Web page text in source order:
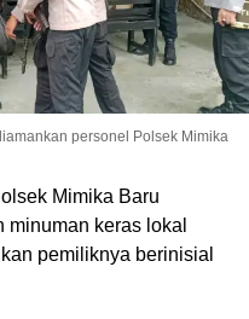
personel Polsek Mimika
Mimika Baru
keras lokal
pemiliknya berinisial